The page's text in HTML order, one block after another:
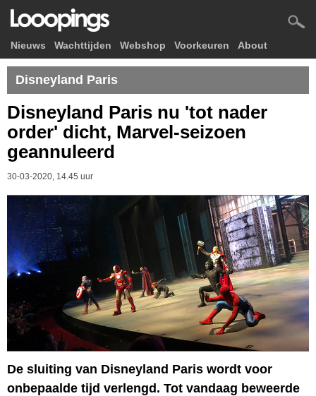
Nieuws Wachttijden Webshop Voorkeuren About
Disneyland Paris
Disneyland Paris nu 'tot nader
order' dicht, Marvel-seizoen
geannuleerd
30-03-2020, 14.45 uur
De sluiting van Disneyland Paris wordt voor
onbepaalde tijd verlengd. Tot vandaag beweerde